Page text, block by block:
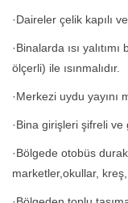
·Daireler çelik kapılı
·Binalarda ısı
ölçerli) ile ısınmalıdır.
·Merkezi uydu yayını
·Bina girişleri şifreli
·Bölgede otobüs
marketler,okullar,